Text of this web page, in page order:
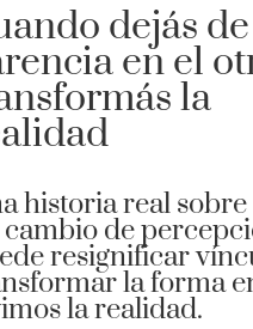
dejás
en el
la
historia real
de
resignificar
la forma
la realidad.